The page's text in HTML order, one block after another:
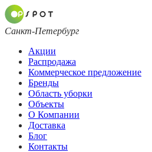
Санкт-Петербург
Акции
Распродажа
Коммерческое предложение
Бренды
Область уборки
Объекты
О Компании
Доставка
Блог
Контакты